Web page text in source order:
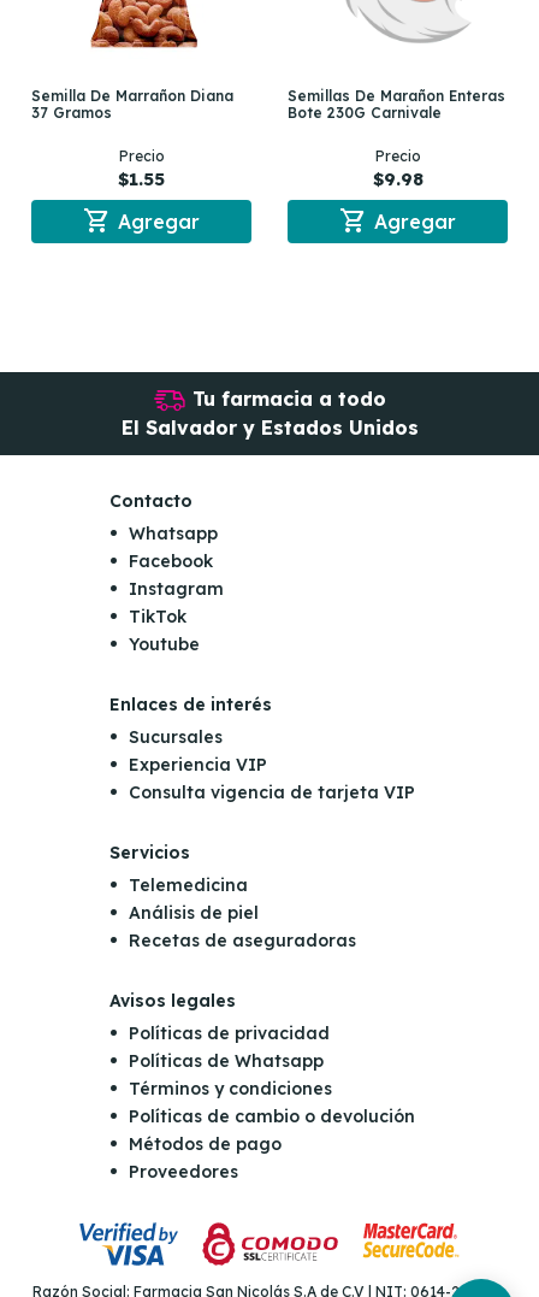
Semilla De Marrañon Diana
37 Gramos
Precio
$1.55
shopping_cart Agregar
Semillas De Marañon Enteras
Bote 230G Carnivale
Precio
$9.98
shopping_cart Agregar
Tu farmacia a todo
El Salvador y Estados Unidos
Contacto
Whatsapp
Facebook
Instagram
TikTok
Youtube
Enlaces de interés
Sucursales
Experiencia VIP
Consulta vigencia de tarjeta VIP
Servicios
Telemedicina
Análisis de piel
Recetas de aseguradoras
Avisos legales
Políticas de privacidad
Políticas de Whatsapp
Términos y condiciones
Políticas de cambio o devolución
Métodos de pago
Proveedores
Razón Social: Farmacia San Nicolás S.A de C.V | NIT: 0614-221265-